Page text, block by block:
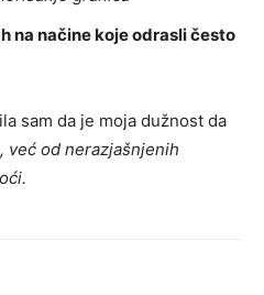
na načine koje odrasli često
sam da je moja dužnost da
već od nerazjašnjenih